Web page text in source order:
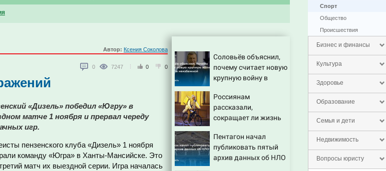
Спорт
Общество
Проиcшествия
Бизнес и финансы
Культура
Здоровье
Образование
Семья и дети
Недвижимость
Вопросы юристу
Автор: Ксения Соколова
0 7247 0 0
«Дизель» победил «Югру» в
матче 1 ноября и прервал череду
игр.
пензенского клуба «Дизель» 1 ноября
команду «Югра» в Ханты-Мансийске. Это
матч их выездной серии. Игра началась
Соловьёв объяснил,
почему считает новую
крупную войну в
Россиянам
рассказали,
сокращает ли жизнь
Пентагон начал
публиковать пятый
архив данных об НЛО